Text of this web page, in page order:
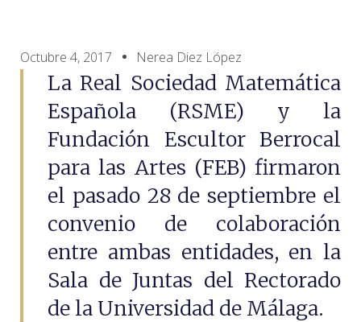
Octubre 4, 2017 Nerea Diez López
La Real Sociedad Matemática
Española (RSME) y la
Fundación Escultor Berrocal
para las Artes (FEB) firmaron
el pasado 28 de septiembre el
convenio de colaboración
entre ambas entidades, en la
Sala de Juntas del Rectorado
de la Universidad de Málaga.